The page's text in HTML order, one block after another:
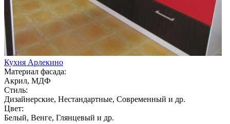
Кухня Арлекино
Материал фасада:
Акрил, МДФ
Стиль:
Дизайнерские, Нестандартные, Современный и др.
Цвет:
Белый, Венге, Глянцевый и др.